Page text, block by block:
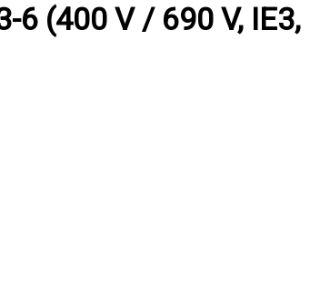
(400 V / 690 V, IE3,